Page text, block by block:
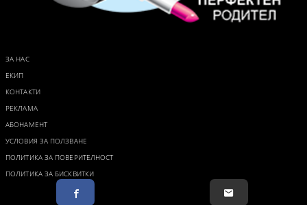
ЗА НАС
ЕКИП
КОНТАКТИ
РЕКЛАМА
АБОНАМЕНТ
УСЛОВИЯ ЗА ПОЛЗВАНЕ
ПОЛИТИКА ЗА ПОВЕРИТЕЛНОСТ
ПОЛИТИКА ЗА БИСКВИТКИ